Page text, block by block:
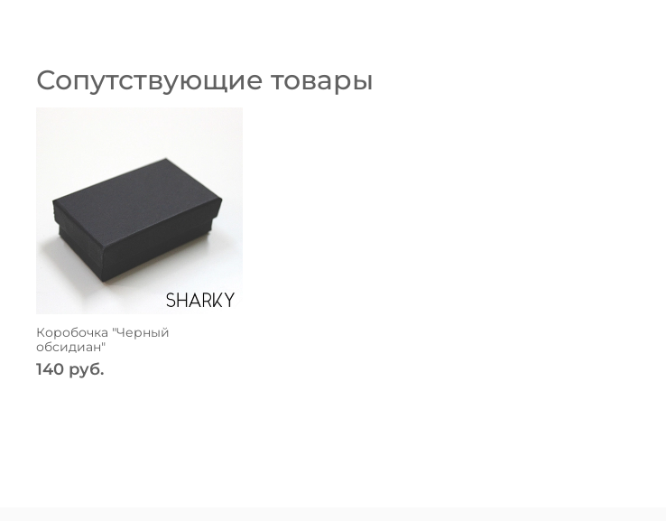
Сопутствующие товары
Коробочка "Черный
обсидиан"
140 руб.